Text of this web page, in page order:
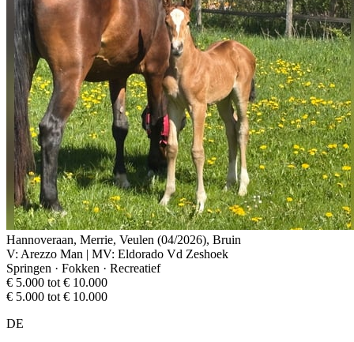
Hannoveraan, Merrie, Veulen (04/2026), Bruin
V: Arezzo Man | MV: Eldorado Vd Zeshoek
Springen · Fokken · Recreatief
€ 5.000 tot € 10.000
€ 5.000 tot € 10.000
DE